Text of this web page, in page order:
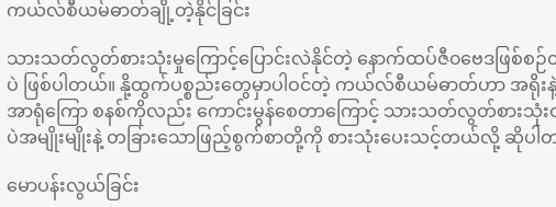
ကယ်လ်စီယမ်ဓာတ်ချို့တဲ့နိုင်ခြင်း
သားသတ်လွတ်စားသုံးမှုကြောင့်ပြောင်းလဲနိုင်တဲ့ နောက်ထပ်ဇီ၀ဗေဒဖြ
ပဲ ဖြစ်ပါတယ်။ နို့ထွက်ပစ္စည်းတွေမှာပါဝင်တဲ့ ကယ်လ်စီယမ်ဓာတ်ဟာ အရိုး
အာရုံကြော စနစ်ကိုလည်း ကောင်းမွန်စေတာကြောင့် သားသတ်လွတ်စားသုံ
ပဲအမျိုးမျိုးနဲ့ တခြားသောဖြည့်စွက်စာတို့ကို စားသုံးပေးသင့်တယ်လို့ ဆိုပါ
မောပန်းလွယ်ခြင်း